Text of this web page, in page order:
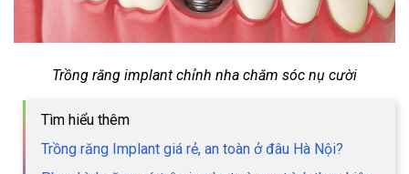
Trồng răng implant chỉnh nha chăm sóc nụ cười
Tìm hiểu thêm
Trồng răng Implant giá rẻ, an toàn ở đâu Hà Nội?